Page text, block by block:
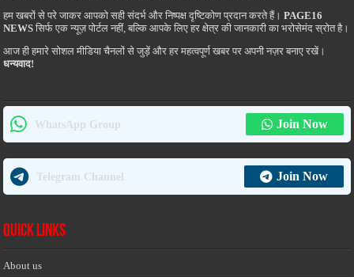
हम खबरों से परे जाकर आपको सही संदर्भ और निष्पक्ष दृष्टिकोण प्रदान करते हैं।PAGE16
NEWS सिर्फ एक न्यूज़ पोर्टल नहीं, बल्कि आपके लिए हर क्षेत्र की जानकारी का भरोसेमंद स्रोत है।
आज ही हमारे सोशल मीडिया चैनलों से जुड़ें और हर महत्वपूर्ण खबर पर अपनी नज़र बनाए रखें।
धन्यवाद!
WhatsApp Group Join Now
Telegram Channel Join Now
Quick Links
About us